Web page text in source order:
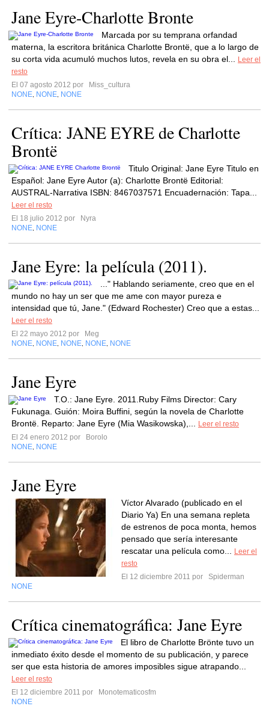
Jane Eyre-Charlotte Bronte
Marcada por su temprana orfandad
materna, la escritora británica Charlotte Brontë, que a lo largo de
su corta vida acumuló muchos lutos, revela en su obra el...
Leer el
resto
El 07 agosto 2012 por
Miss_cultura
NONE NONE NONE
Crítica: JANE EYRE de Charlotte
Brontë
Titulo Original: Jane Eyre Titulo en
Español: Jane Eyre Autor (a): Charlotte Brontë Editorial:
AUSTRAL-Narrativa ISBN: 8467037571 Encuadernación: Tapa...
Leer el resto
El 18 julio 2012 por
Nyra
NONE NONE
Jane Eyre: la película (2011).
..." Hablando seriamente, creo que en el
mundo no hay un ser que me ame con mayor pureza e
intensidad que tú, Jane." (Edward Rochester) Creo que a estas...
Leer el resto
El 22 mayo 2012 por
Meg
NONE NONE NONE NONE NONE
Jane Eyre
T.O.: Jane Eyre. 2011.Ruby Films Director: Cary
Fukunaga. Guión: Moira Buffini, según la novela de Charlotte
Brontë. Reparto: Jane Eyre (Mia Wasikowska),...
Leer el resto
El 24 enero 2012 por
Borolo
NONE NONE
Jane Eyre
Víctor Alvarado (publicado en el
Diario Ya) En una semana repleta
de estrenos de poca monta, hemos
pensado que sería interesante
rescatar una película como...
Leer el
resto
El 12 diciembre 2011 por
Spiderman
NONE
Crítica cinematográfica: Jane Eyre
El libro de Charlotte Brönte tuvo un
inmediato éxito desde el momento de su publicación, y parece
ser que esta historia de amores imposibles sigue atrapando...
Leer el resto
El 12 diciembre 2011 por
Monotematicosfm
NONE